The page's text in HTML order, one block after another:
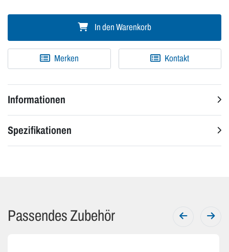
In den Warenkorb
Merken Kontakt
Informationen
Spezifikationen
Passendes Zubehör